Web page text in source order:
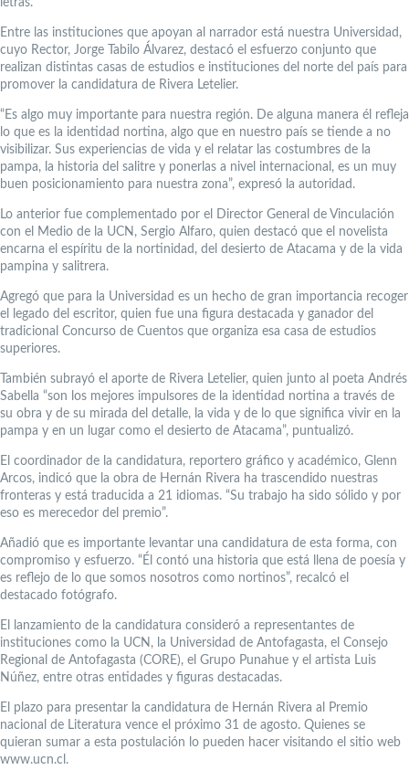
Entre las instituciones que apoyan al narrador está nuestra Universidad,
cuyo Rector, Jorge Tabilo Álvarez, destacó el esfuerzo conjunto que
realizan distintas casas de estudios e instituciones del norte del país para
promover la candidatura de Rivera Letelier.
“Es algo muy importante para nuestra región. De alguna manera él refleja
lo que es la identidad nortina, algo que en nuestro país se tiende a no
visibilizar. Sus experiencias de vida y el relatar las costumbres de la
pampa, la historia del salitre y ponerlas a nivel internacional, es un muy
buen posicionamiento para nuestra zona”, expresó la autoridad.
Lo anterior fue complementado por el Director General de Vinculación
con el Medio de la UCN, Sergio Alfaro, quien destacó que el novelista
encarna el espíritu de la nortinidad, del desierto de Atacama y de la vida
pampina y salitrera.
Agregó que para la Universidad es un hecho de gran importancia recoger
el legado del escritor, quien fue una figura destacada y ganador del
tradicional Concurso de Cuentos que organiza esa casa de estudios
superiores.
También subrayó el aporte de Rivera Letelier, quien junto al poeta Andrés
Sabella “son los mejores impulsores de la identidad nortina a través de
su obra y de su mirada del detalle, la vida y de lo que significa vivir en la
pampa y en un lugar como el desierto de Atacama”, puntualizó.
El coordinador de la candidatura, reportero gráfico y académico, Glenn
Arcos, indicó que la obra de Hernán Rivera ha trascendido nuestras
fronteras y está traducida a 21 idiomas. “Su trabajo ha sido sólido y por
eso es merecedor del premio”.
Añadió que es importante levantar una candidatura de esta forma, con
compromiso y esfuerzo. “Él contó una historia que está llena de poesía y
es reflejo de lo que somos nosotros como nortinos”, recalcó el
destacado fotógrafo.
El lanzamiento de la candidatura consideró a representantes de
instituciones como la UCN, la Universidad de Antofagasta, el Consejo
Regional de Antofagasta (CORE), el Grupo Punahue y el artista Luis
Núñez, entre otras entidades y figuras destacadas.
El plazo para presentar la candidatura de Hernán Rivera al Premio
nacional de Literatura vence el próximo 31 de agosto. Quienes se
quieran sumar a esta postulación lo pueden hacer visitando el sitio web
www.ucn.cl.